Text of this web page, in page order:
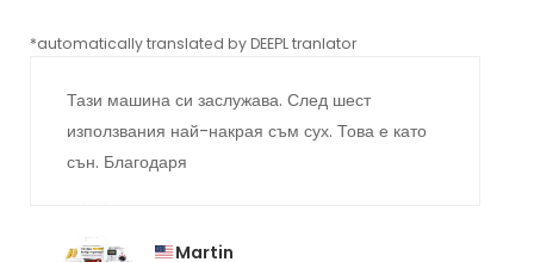
*automatically translated by DEEPL tranlator
Тази машина си заслужава. След шест
използвания най-накрая съм сух. Това е като
сън. Благодаря
Martin